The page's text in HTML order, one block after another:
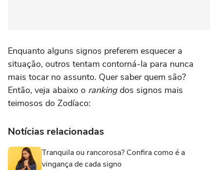
Enquanto alguns signos preferem esquecer a
situação, outros tentam contorná-la para nunca
mais tocar no assunto. Quer saber quem são?
Então, veja abaixo o rankingdos signos mais
teimosos do Zodíaco:
Notícias relacionadas
Tranquila ou rancorosa? Confira como é a
vingança de cada signo